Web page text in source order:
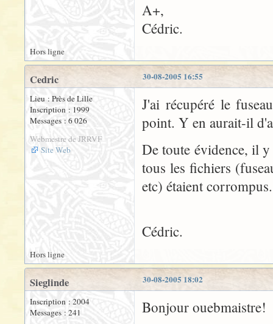
A+,
Cédric.
Hors ligne
30-08-2005 16:55
Cedric
Lieu : Près de Lille
Inscription : 1999
Messages : 6 026
Webmestre de JRRVF
Site Web
J'ai récupéré le
point. Y en aurait-il
De toute évidence, il
tous les fichiers
etc) étaient
Cédric.
Hors ligne
30-08-2005 18:02
Sieglinde
Inscription : 2004
Messages : 241
Bonjour ouebmaistre!